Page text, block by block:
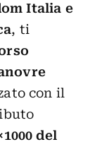
Italia e
, ti
con il
del